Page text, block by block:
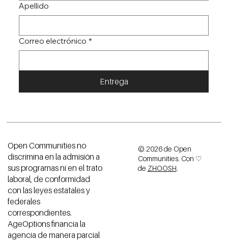
Apellido
Correo electrónico *
Entrega
Open Communities no
discrimina en la admisión a
sus programas ni en el trato
laboral, de conformidad
con las leyes estatales y
federales
correspondientes.
AgeOptions financia la
agencia de manera parcial
© 2026 de Open
Communities. Con ♡
de ZHOOSH